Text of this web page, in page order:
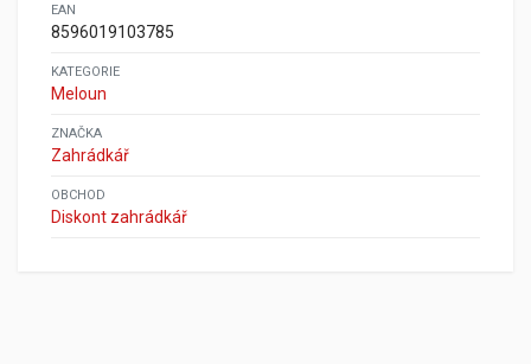
EAN
8596019103785
KATEGORIE
Meloun
ZNAČKA
Zahrádkář
OBCHOD
Diskont zahrádkář